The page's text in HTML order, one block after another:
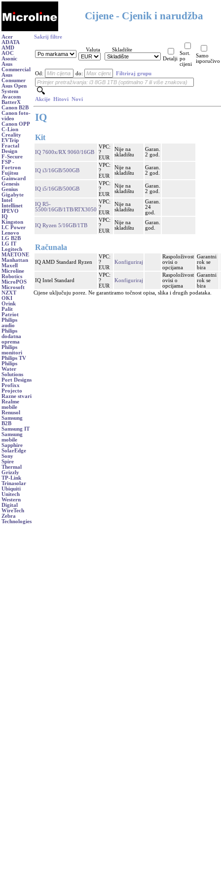
Cijene - Cjenik i narudžba
Acer
ADATA
AMD
AOC
Asonic
Asus
Commercial
Asus
Consumer
Asus Open
System
Avacom
BatterX
Canon B2B
Canon foto-
video
Canon OPP
C-Lion
Creality
EVTrip
Fractal
Design
F-Secure
FSP -
Fortron
Fujitsu
Gainward
Genesis
Genius
Gigabyte
Intel
Intellinet
IPEVO
IQ
Kingston
LC Power
Lenovo
LG B2B
LG IT
Logitech
MAETONE
Manhattan
Maxell
Microline
Robotics
MicroPOS
Microsoft
NZXT
OKI
Orink
Palit
Patriot
Philips
audio
Philips
dodatna
oprema
Philips
monitori
Philips TV
Philips
Water
Solutions
Port Designs
Profixx
Projecto
Razne stvari
Realme
mobile
Renusol
Samsung
B2B
Samsung IT
Samsung
mobile
Sapphire
SolarEdge
Sony
Spire
Thermal
Grizzly
TP-Link
Trinasolar
Ubiquiti
Unitech
Western
Digital
WireTech
Zebra
Technologies
Sakrij filtre
Valuta
Skladište
Detalji
Sort.
po
cijeni
Samo
isporučivo
Od: do: Filtriraj grupu
Akcije Hitovi Novi
IQ
Kit
IQ 7600x/RX 9060/16GB
VPC:
?
EUR
Nije na
skladištu
Garan.
2 god.
IQ i3/16GB/500GB
VPC:
?
EUR
Nije na
skladištu
Garan.
2 god.
IQ i5/16GB/500GB
VPC:
?
EUR
Nije na
skladištu
Garan.
2 god.
IQ R5-
5500/16GB/1TB/RTX3050
VPC:
?
EUR
Nije na
skladištu
Garan.
24
god.
IQ Ryzen 5/16GB/1TB
VPC:
?
EUR
Nije na
skladištu
Garan.
god.
Računala
IQ AMD Standard Ryzen
VPC:
?
EUR
Konfiguriraj
Raspoloživost
ovisi o
opcijama
Garantni
rok se
bira
IQ Intel Standard
VPC:
?
EUR
Konfiguriraj
Raspoloživost
ovisi o
opcijama
Garantni
rok se
bira
Cijene uključuju porez. Ne garantiramo točnost opisa, slika i drugih podataka.